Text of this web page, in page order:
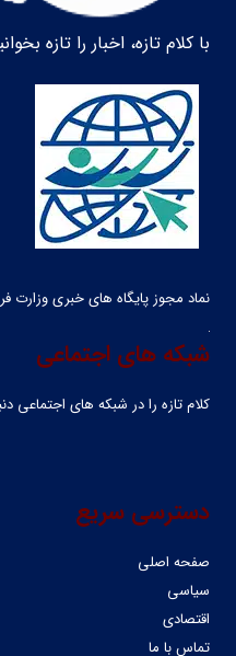
با کلام تازه، اخبار را تازه
نماد مجوز پایگاه های خبری وزارت
شبکه های اجتماعی
کلام تازه را در شبکه ‌های اجتماعی
دسترسی سریع
صفحه اصلی
سیاسی
اقتصادی
تماس با ما